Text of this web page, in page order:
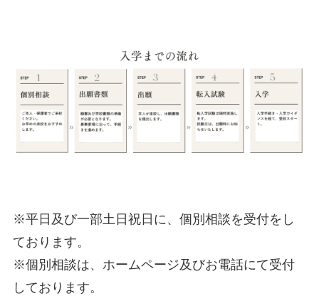
※平日及び一部土日祝日に、個別相談を受付をし
ております。
※個別相談は、ホームページ及びお電話にて受付
しております。